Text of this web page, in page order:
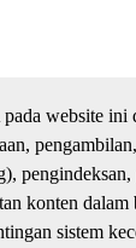
website ini
pengindeksan,
konten dalam
sistem